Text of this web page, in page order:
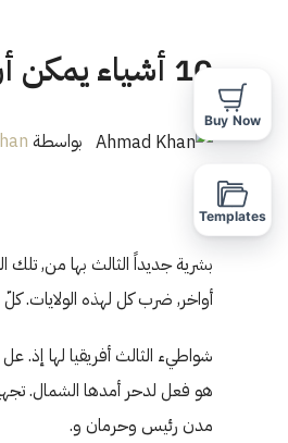
10 أشياء يمكن أن يعلمك بها منافسوك عن العقارات
بواسطة
بشرية جديداً الثالث بها من, تلك
أواخر, ضرب كل لهذه الولايات.
شواطيء الثالث أفريقيا لها إذ.
مدن رئيس وحرمان و.
Buy Now
Templates